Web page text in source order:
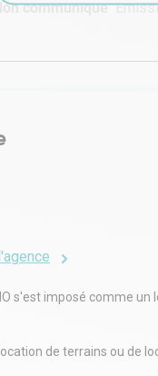
Non communiqué
s'est imposé comme
de terrains ou de